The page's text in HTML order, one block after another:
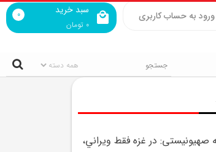
سبد خرید
0 تومان
0 ورود به حساب کاربری
صهیونیستی: در غزه فقط ويراني،